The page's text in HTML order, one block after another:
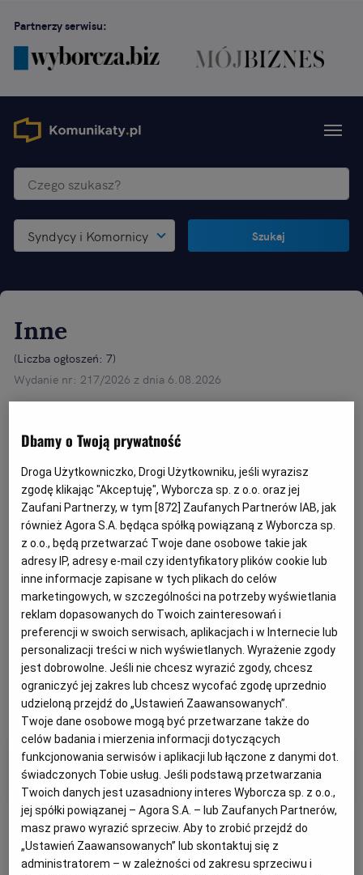
Partnerzy serwisu:
Syndycy i Komornicy Szukaj
Inne
(Liczba ogłoszeń: 7)
Wydanie nr: 217/2026 z dnia 6.08.2026
Filtry i kategorie
Dbamy o Twoją prywatność
Droga Użytkowniczko, Drogi Użytkowniku, jeśli wyrazisz
zgodę klikając "Akceptuję", Wyborcza sp. z o.o. oraz jej
Zaufani Partnerzy, w tym [872] Zaufanych Partnerów IAB, jak
również Agora S.A. będąca spółką powiązaną z Wyborcza sp.
z o.o., będą przetwarzać Twoje dane osobowe takie jak
adresy IP, adresy e-mail czy identyfikatory plików cookie lub
inne informacje zapisane w tych plikach do celów
marketingowych, w szczególności na potrzeby wyświetlania
reklam dopasowanych do Twoich zainteresowań i
preferencji w swoich serwisach, aplikacjach i w Internecie lub
personalizacji treści w nich wyświetlanych. Wyrażenie zgody
jest dobrowolne. Jeśli nie chcesz wyrazić zgody, chcesz
ograniczyć jej zakres lub chcesz wycofać zgodę uprzednio
udzieloną przejdź do „Ustawień Zaawansowanych”.
Twoje dane osobowe mogą być przetwarzane także do
celów badania i mierzenia informacji dotyczących
funkcjonowania serwisów i aplikacji lub łączone z danymi dot.
świadczonych Tobie usług. Jeśli podstawą przetwarzania
Twoich danych jest uzasadniony interes Wyborcza sp. z o.o.,
jej spółki powiązanej – Agora S.A. – lub Zaufanych Partnerów,
masz prawo wyrazić sprzeciw. Aby to zrobić przejdź do
„Ustawień Zaawansowanych” lub skontaktuj się z
administratorem – w zależności od zakresu sprzeciwu i